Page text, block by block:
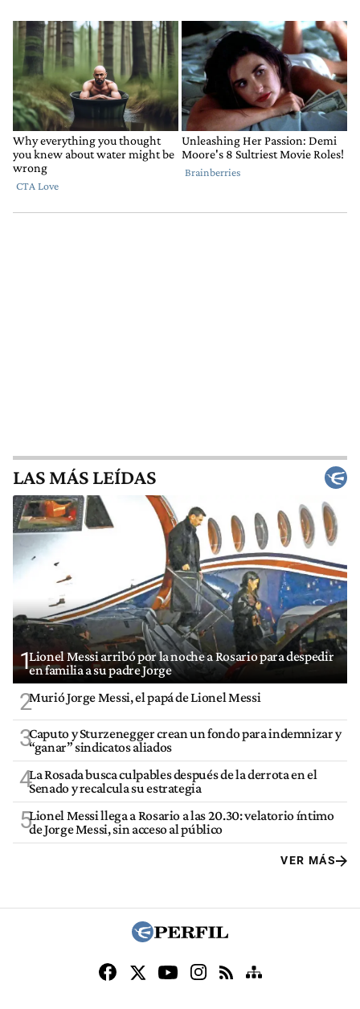
LAS MÁS LEÍDAS
1Lionel Messi arribó por la noche a Rosario para despedir
en familia a su padre Jorge
2Murió Jorge Messi, el papá de Lionel Messi
3Caputo y Sturzenegger crean un fondo para indemnizar y
“ganar” sindicatos aliados
4La Rosada busca culpables después de la derrota en el
Senado y recalcula su estrategia
5Lionel Messi llega a Rosario a las 20.30: velatorio íntimo
de Jorge Messi, sin acceso al público
VER MÁS